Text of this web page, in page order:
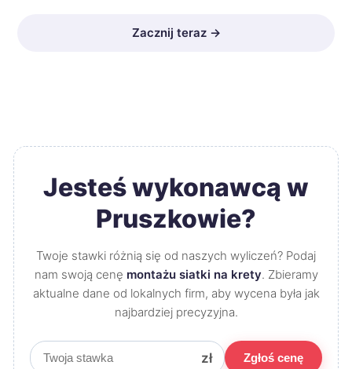
Zacznij teraz →
Jesteś wykonawcą w
Pruszkowie?
Twoje stawki różnią się od naszych wyliczeń? Podaj
nam swoją cenę montażu siatki na krety. Zbieramy
aktualne dane od lokalnych firm, aby wycena była jak
najbardziej precyzyjna.
zł Zgłoś cenę